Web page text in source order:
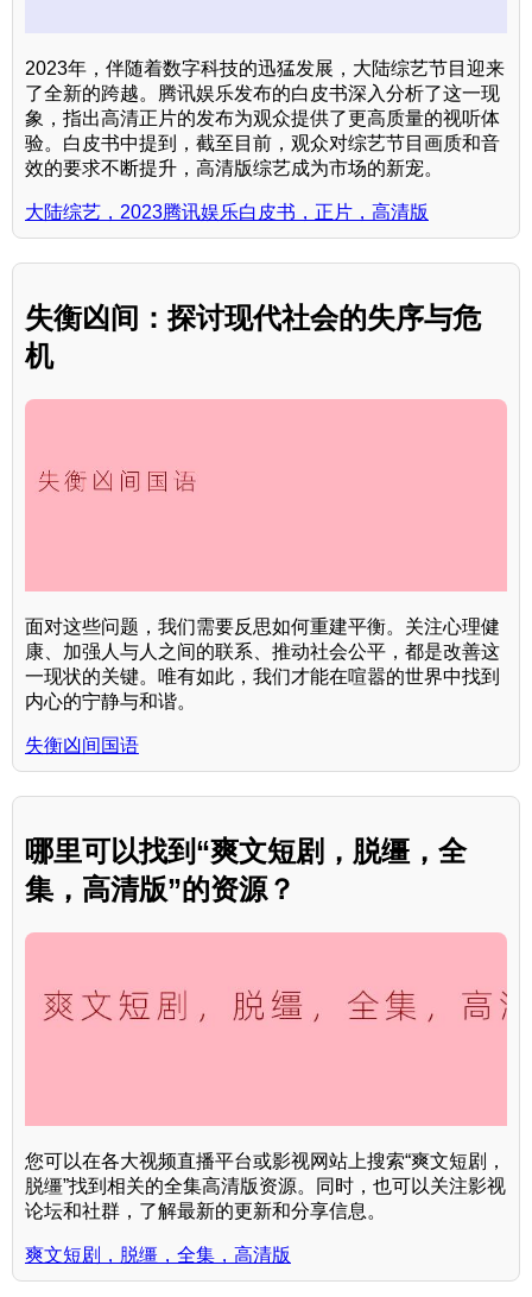
2023年，伴随着数字科技的迅猛发展，大陆综艺节目迎来
了全新的跨越。腾讯娱乐发布的白皮书深入分析了这一现
象，指出高清正片的发布为观众提供了更高质量的视听体
验。白皮书中提到，截至目前，观众对综艺节目画质和音
效的要求不断提升，高清版综艺成为市场的新宠。
大陆综艺，2023腾讯娱乐白皮书，正片，高清版
失衡凶间：探讨现代社会的失序与危
机
面对这些问题，我们需要反思如何重建平衡。关注心理健
康、加强人与人之间的联系、推动社会公平，都是改善这
一现状的关键。唯有如此，我们才能在喧嚣的世界中找到
内心的宁静与和谐。
失衡凶间国语
哪里可以找到“爽文短剧，脱缰，全
集，高清版”的资源？
您可以在各大视频直播平台或影视网站上搜索“爽文短剧，
脱缰”找到相关的全集高清版资源。同时，也可以关注影视
论坛和社群，了解最新的更新和分享信息。
爽文短剧，脱缰，全集，高清版